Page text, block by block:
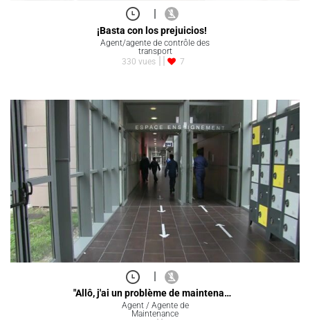
|
¡Basta con los prejuicios!
Agent/agente de contrôle des
transport
330 vues
7
|
"Allô, j'ai un problème de maintena…
Agent / Agente de
Maintenance